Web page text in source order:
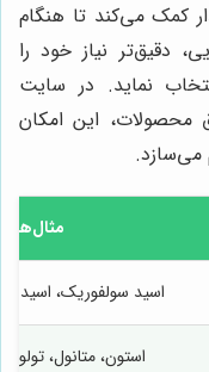
کمک می‌کند تا هنگام
دقیق‌تر نیاز خود را
نماید. در سایت
محصولات، این امکان
می‌سازد.
اسید سولفوریک، اسید
استون، متانول،